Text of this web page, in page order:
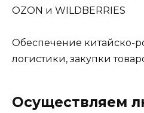
OZON и WILDBERRIES
Обеспечение китайско-
логистики, закупки
Осуществляем